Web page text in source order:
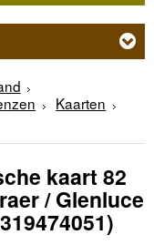
Kaarten
kaart 82
/ Glenluce